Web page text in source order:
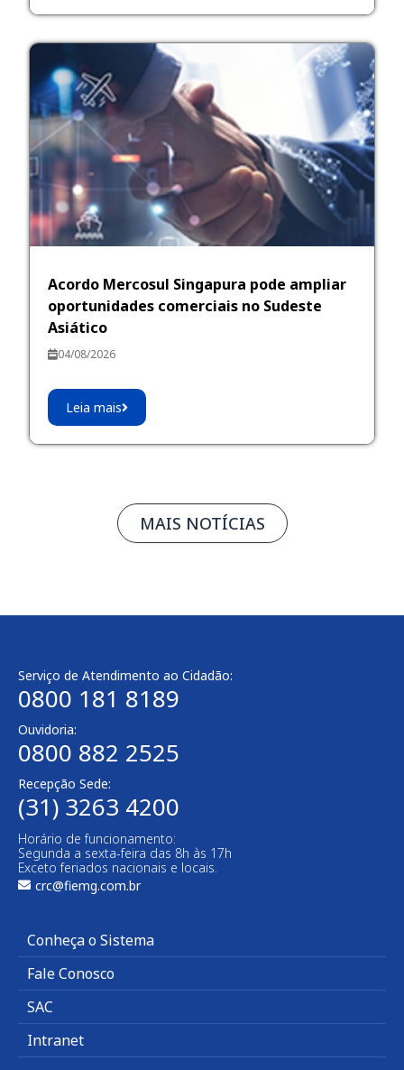
Acordo Mercosul Singapura pode ampliar
oportunidades comerciais no Sudeste
Asiático
04/08/2026
Leia mais
MAIS NOTÍCIAS
Serviço de Atendimento ao Cidadão:
0800 181 8189
Ouvidoria:
0800 882 2525
Recepção Sede:
(31) 3263 4200
Horário de funcionamento:
Segunda a sexta-feira das 8h às 17h
Exceto feriados nacionais e locais.
crc@fiemg.com.br
Conheça o Sistema
Fale Conosco
SAC
Intranet